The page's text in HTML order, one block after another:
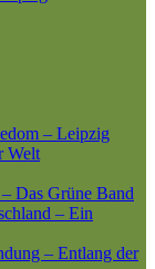
– Leipzig
Welt
Das Grüne Band
– Ein
– Entlang der